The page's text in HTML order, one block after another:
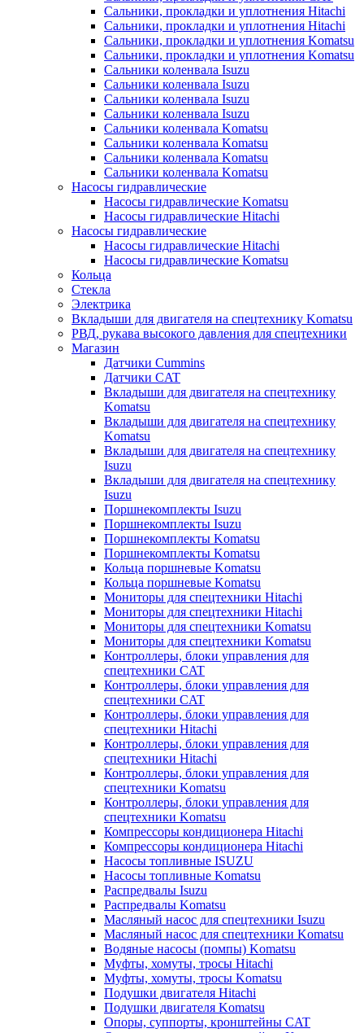
Сальники, прокладки и уплотнения Hitachi
Сальники, прокладки и уплотнения Hitachi
Сальники, прокладки и уплотнения Komatsu
Сальники, прокладки и уплотнения Komatsu
Сальники коленвала Isuzu
Сальники коленвала Isuzu
Сальники коленвала Isuzu
Сальники коленвала Isuzu
Сальники коленвала Komatsu
Сальники коленвала Komatsu
Сальники коленвала Komatsu
Сальники коленвала Komatsu
Насосы гидравлические
Насосы гидравлические Komatsu
Насосы гидравлические Hitachi
Насосы гидравлические
Насосы гидравлические Hitachi
Насосы гидравлические Komatsu
Кольца
Стекла
Электрика
Вкладыши для двигателя на спецтехнику Komatsu
РВД, рукава высокого давления для спецтехники
Магазин
Датчики Cummins
Датчики CAT
Вкладыши для двигателя на спецтехнику
Komatsu
Вкладыши для двигателя на спецтехнику
Komatsu
Вкладыши для двигателя на спецтехнику
Isuzu
Вкладыши для двигателя на спецтехнику
Isuzu
Поршнекомплекты Isuzu
Поршнекомплекты Isuzu
Поршнекомплекты Komatsu
Поршнекомплекты Komatsu
Кольца поршневые Komatsu
Кольца поршневые Komatsu
Мониторы для спецтехники Hitachi
Мониторы для спецтехники Hitachi
Мониторы для спецтехники Komatsu
Мониторы для спецтехники Komatsu
Контроллеры, блоки управления для
спецтехники CAT
Контроллеры, блоки управления для
спецтехники CAT
Контроллеры, блоки управления для
спецтехники Hitachi
Контроллеры, блоки управления для
спецтехники Hitachi
Контроллеры, блоки управления для
спецтехники Komatsu
Контроллеры, блоки управления для
спецтехники Komatsu
Компрессоры кондиционера Hitachi
Компрессоры кондиционера Hitachi
Насосы топливные ISUZU
Насосы топливные Komatsu
Распредвалы Isuzu
Распредвалы Komatsu
Масляный насос для спецтехники Isuzu
Масляный насос для спецтехники Komatsu
Водяные насосы (помпы) Komatsu
Муфты, хомуты, тросы Hitachi
Муфты, хомуты, тросы Komatsu
Подушки двигателя Hitachi
Подушки двигателя Komatsu
Опоры, суппорты, кронштейны CAT